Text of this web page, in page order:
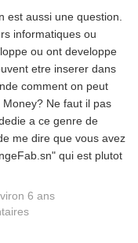
est aussi une question.
informatiques ou
ou ont developpe
etre inserer dans
comment on peut
Ne faut il pas
a ce genre de
me dire que vous avez
qui est plutot
6 ans